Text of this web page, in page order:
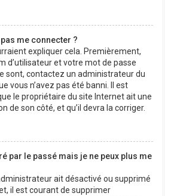
me connecter ?
expliquer cela. Premièrement,
d’utilisateur et votre mot de passe
sont, contactez un administrateur du
vous n’avez pas été banni. Il est
le propriétaire du site Internet ait une
de son côté, et qu’il devra la corriger.
par le passé mais je ne peux plus me
ait désactivé ou supprimé
il est courant de supprimer